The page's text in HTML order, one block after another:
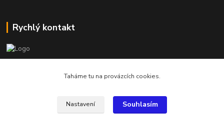
Rychlý kontakt
info@armygalanterie.czTaháme tu na provázcích cookies.
Nastavení Souhlasím